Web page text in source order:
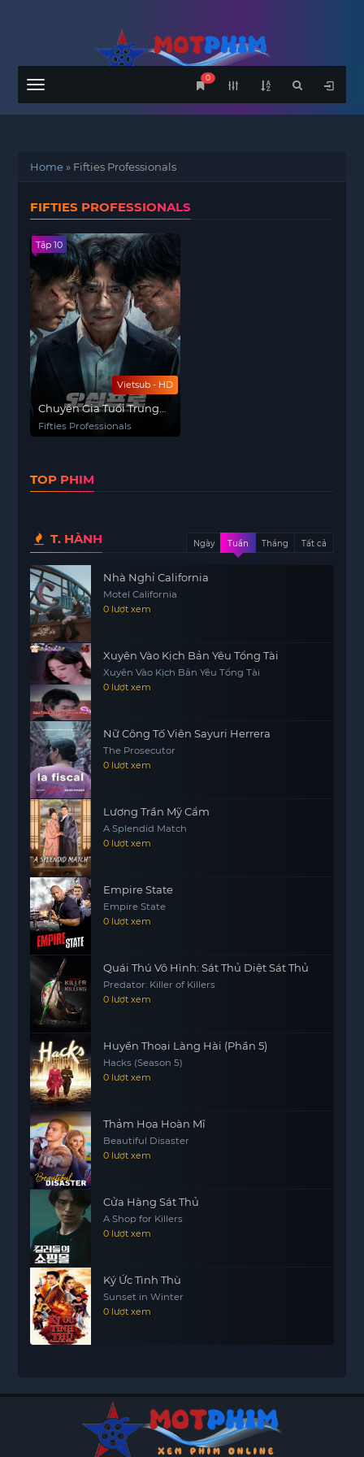
Menu
0
Home» Fifties Professionals
FIFTIES PROFESSIONALS
Vietsub - HD
Tập 10
Chuyên Gia Tuổi Trung
Niên
Fifties Professionals
TOP PHIM
T. HÀNH Ngày Tuần Tháng Tất cả
Nhà Nghỉ California
Motel California
0 lượt xem
Xuyên Vào Kịch Bản Yêu Tổng Tài
Xuyên Vào Kịch Bản Yêu Tổng Tài
0 lượt xem
Nữ Công Tố Viên Sayuri Herrera
The Prosecutor
0 lượt xem
Lương Trần Mỹ Cẩm
A Splendid Match
0 lượt xem
Empire State
Empire State
0 lượt xem
Quái Thú Vô Hình: Sát Thủ Diệt Sát Thủ
Predator: Killer of Killers
0 lượt xem
Huyền Thoại Làng Hài (Phần 5)
Hacks (Season 5)
0 lượt xem
Thảm Họa Hoàn Mĩ
Beautiful Disaster
0 lượt xem
Cửa Hàng Sát Thủ
A Shop for Killers
0 lượt xem
Ký Ức Tình Thù
Sunset in Winter
0 lượt xem